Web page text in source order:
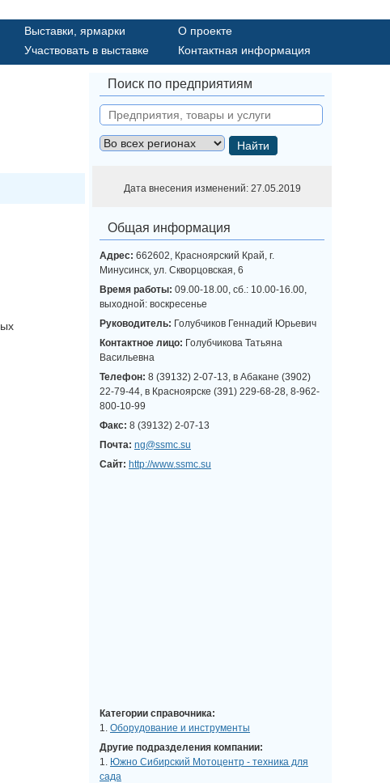
Выставки, ярмарки
О проекте
Участвовать в выставке Контактная информация
Поиск по предприятиям
Найти
Дата внесения изменений: 27.05.2019
Общая информация
Адрес: 662602, Красноярский Край, г.
Минусинск, ул. Скворцовская, 6
Время работы: 09.00-18.00, сб.: 10.00-16.00,
выходной: воскресенье
Руководитель: Голубчиков Геннадий Юрьевич
Контактное лицо: Голубчикова Татьяна
Васильевна
Телефон: 8 (39132) 2-07-13, в Абакане (3902)
22-79-44, в Красноярске (391) 229-68-28, 8-962-
800-10-99
Факс: 8 (39132) 2-07-13
Почта: ng@ssmc.su
Сайт: http://www.ssmc.su
Категории справочника:
1. Оборудование и инструменты
Другие подразделения компании:
1. Южно Сибирский Мотоцентр - техника для
сада